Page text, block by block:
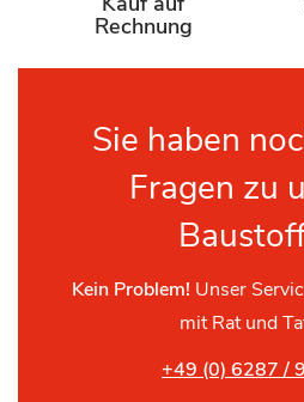
Rechnung
Sie haben
Fragen zu
Kein Problem! Unser
mit Rat und
+49 (0) 6287 /